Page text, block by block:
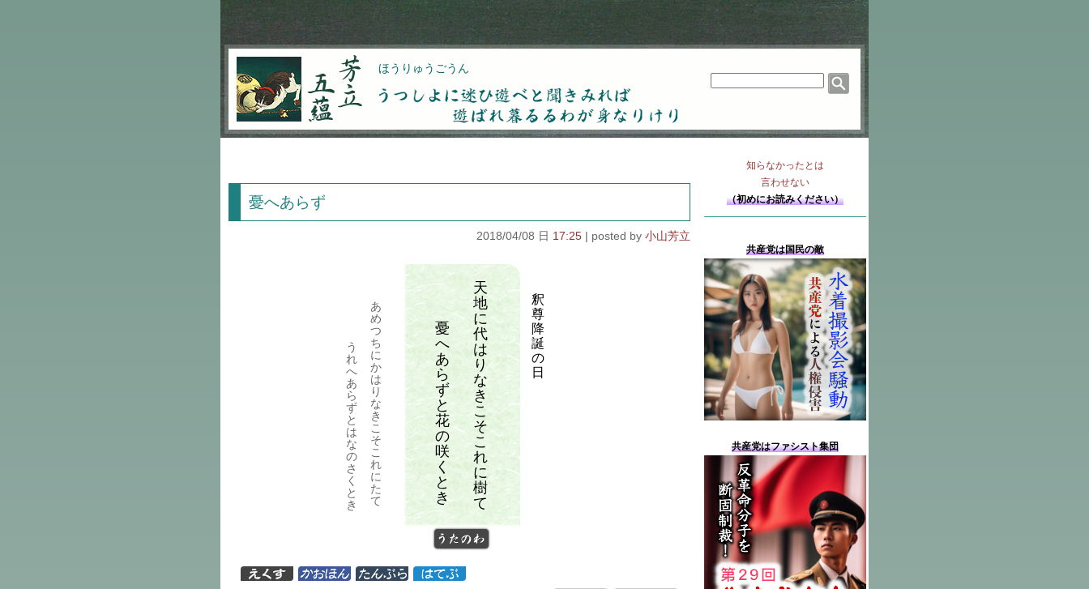
芳立五蘊 ほうりゅうごうん
うつしよに迷ひ遊べと聞きみれば遊ばれ暮るるわが
憂へあらず
2018/04/08 日 17:25 小山芳立
釈
尊
降
誕
の
日
天
地
に
代
は
り
な
き
こ
そ
こ
れ
に
樹
て
憂
へ
あ
ら
ず
と
花
の
咲
く
と
き
あ
め
つ
ち
に
か
は
り
な
き
こ
そ
こ
れ
に
た
て
う
れ
へ
あ
ら
ず
と
は
な
の
さ
く
と
き
うたのわ
知らなかったとは
言わせない
（初めにお読みください）
共産党は国民の敵
共産党はファシスト集団